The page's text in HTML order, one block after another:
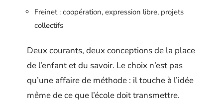
Freinet : coopération, expression libre, projets
collectifs
Deux courants, deux conceptions de la place
de l’enfant et du savoir. Le choix n’est pas
qu’une affaire de méthode : il touche à l’idée
même de ce que l’école doit transmettre.